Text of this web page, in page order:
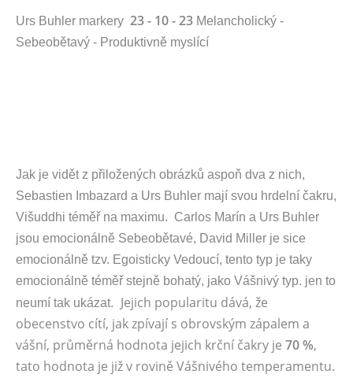
Urs Buhler markery 23 - 10 - 23 Melancholický -
Sebeobětavý - Produktivně myslící
Jak je vidět z přiložených obrázků aspoň dva z nich,
Sebastien Imbazard a Urs Buhler mají svou hrdelní čakru,
Višuddhi téměř na maximu. Carlos Marín a Urs Buhler
jsou emocionálně Sebeobětavé, David Miller je sice
emocionálně tzv. Egoisticky Vedoucí, tento typ je taky
emocionálně téměř stejně bohatý, jako Vášnivý typ. jen to
neumí tak ukázat.
Jejich popularitu dává, že
obecenstvo cítí, jak zpívají s obrovským zápalem a
vášní, průměrná hodnota jejich krční čakry je 70 %,
tato hodnota je již v rovině Vášnivého temperamentu.